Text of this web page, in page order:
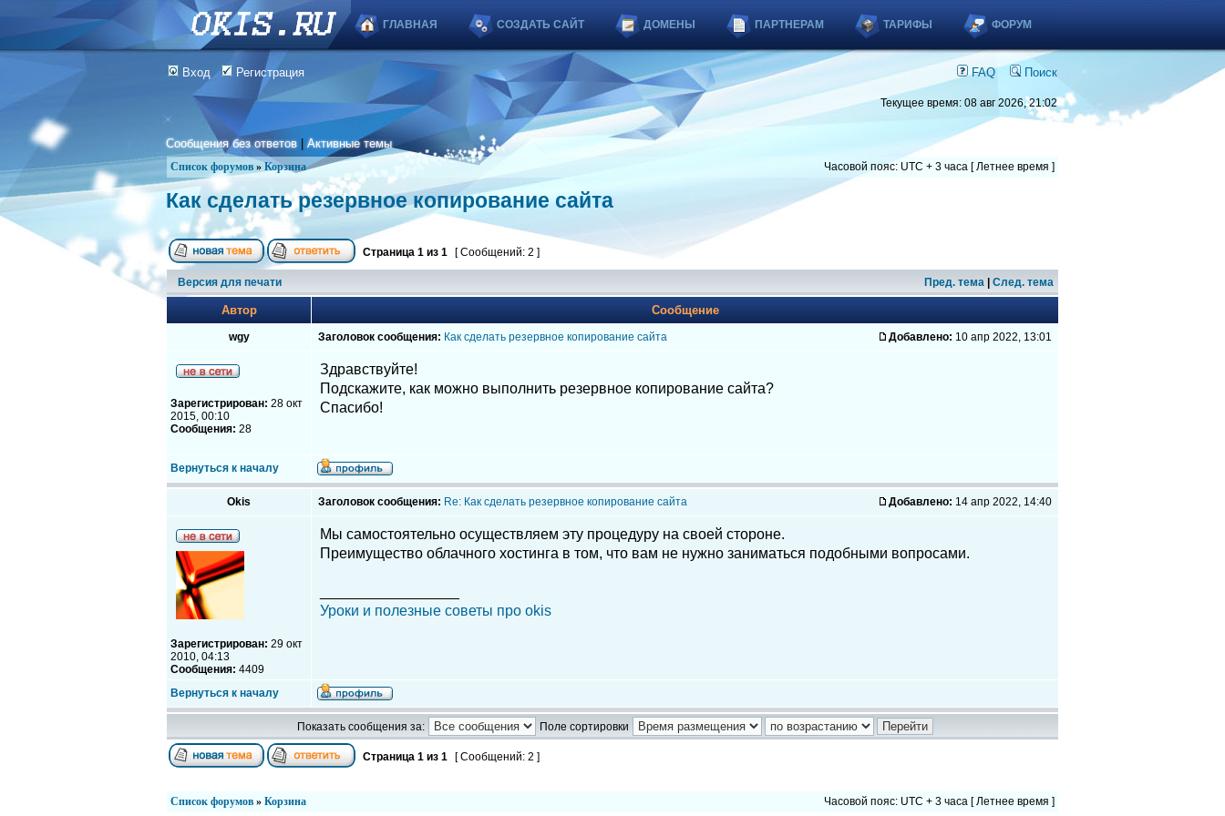
ГЛАВНАЯ СОЗДАТЬ САЙТ ДОМЕНЫ ПАРТНЕРАМ ТАРИФЫ ФОРУМ
Вход Регистрация FAQ Поиск
Текущее время: 08 авг 2026, 21:02
Сообщения без ответов |Активные темы
Список форумов » Корзина Часовой пояс: UTC + 3 часа [ Летнее время ]
Как сделать резервное копирование сайта
Страница 1 из 1 [ Сообщений: 2 ]
Версия для печати Пред. тема След. тема
Автор Сообщение
wgy Заголовок сообщения: Как сделать резервное копирование сайта Добавлено: 10 апр 2022, 13:01
Зарегистрирован: 28 окт
2015, 00:10
Сообщения: 28
Здравствуйте!
Подскажите, как можно выполнить резервное копирование сайта?
Спасибо!
Вернуться к началу
Okis Заголовок сообщения: Re: Как сделать резервное копирование сайта Добавлено: 14 апр 2022, 14:40
Зарегистрирован: 29 окт
2010, 04:13
Сообщения: 4409
Мы самостоятельно осуществляем эту процедуру на своей стороне.
Преимущество облачного хостинга в том, что вам не нужно заниматься подобными вопросами.
Уроки и полезные советы про okis
Вернуться к началу
Показать сообщения за: Поле сортировки
Страница 1 из 1 [ Сообщений: 2 ]
Список форумов » Корзина Часовой пояс: UTC + 3 часа [ Летнее время ]